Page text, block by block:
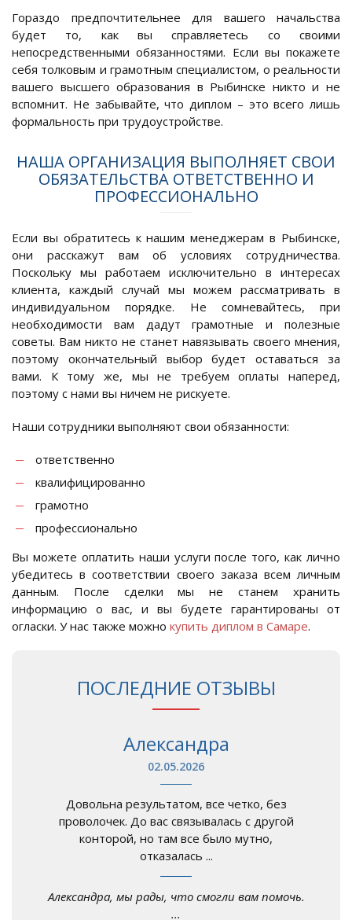
Гораздо предпочтительнее для вашего начальства
будет то, как вы справляетесь со своими
непосредственными обязанностями. Если вы покажете
себя толковым и грамотным специалистом, о реальности
вашего высшего образования в Рыбинске никто и не
вспомнит. Не забывайте, что диплом – это всего лишь
формальность при трудоустройстве.
НАША ОРГАНИЗАЦИЯ ВЫПОЛНЯЕТ СВОИ
ОБЯЗАТЕЛЬСТВА ОТВЕТСТВЕННО И
ПРОФЕССИОНАЛЬНО
Если вы обратитесь к нашим менеджерам в Рыбинске,
они расскажут вам об условиях сотрудничества.
Поскольку мы работаем исключительно в интересах
клиента, каждый случай мы можем рассматривать в
индивидуальном порядке. Не сомневайтесь, при
необходимости вам дадут грамотные и полезные
советы. Вам никто не станет навязывать своего мнения,
поэтому окончательный выбор будет оставаться за
вами. К тому же, мы не требуем оплаты наперед,
поэтому с нами вы ничем не рискуете.
Наши сотрудники выполняют свои обязанности:
ответственно
квалифицированно
грамотно
профессионально
Вы можете оплатить наши услуги после того, как лично
убедитесь в соответствии своего заказа всем личным
данным. После сделки мы не станем хранить
информацию о вас, и вы будете гарантированы от
огласки. У нас также можно купить диплом в Самаре.
ПОСЛЕДНИЕ ОТЗЫВЫ
Александра
02.05.2026
Довольна результатом, все четко, без
проволочек. До вас связывалась с другой
конторой, но там все было мутно,
отказалась ...
Александра, мы рады, что смогли вам помочь.
...